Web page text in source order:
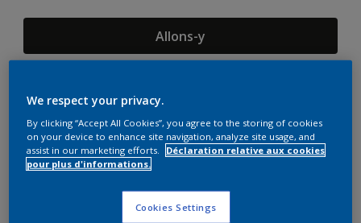
Allons-y
Suggestions d'Harmonies
We respect your privacy.
By clicking “Accept All Cookies”, you agree to the storing of cookies
on your device to enhance site navigation, analyze site usage, and
assist in our marketing efforts.
Déclaration relative aux cookies
pour plus d'informations.
Cookies Settings